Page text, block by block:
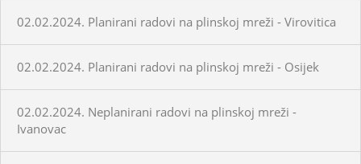
02.02.2024. Planirani radovi na plinskoj mreži - Virovitica
02.02.2024. Planirani radovi na plinskoj mreži - Osijek
02.02.2024. Neplanirani radovi na plinskoj mreži -
Ivanovac